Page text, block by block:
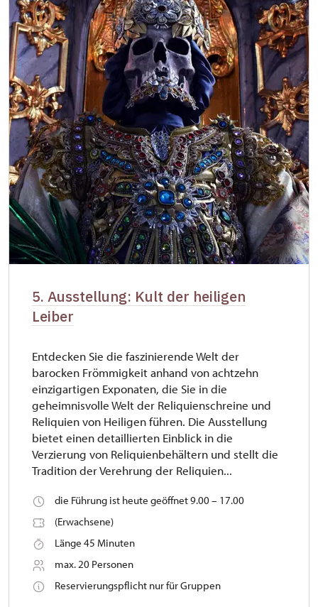
5. Ausstellung: Kult der heiligen
Leiber
Entdecken Sie die faszinierende Welt der
barocken Frömmigkeit anhand von achtzehn
einzigartigen Exponaten, die Sie in die
geheimnisvolle Welt der Reliquienschreine und
Reliquien von Heiligen führen. Die Ausstellung
bietet einen detaillierten Einblick in die
Verzierung von Reliquienbehältern und stellt die
Tradition der Verehrung der Reliquien...
die Führung ist heute geöffnet 9.00 – 17.00
(Erwachsene)
Länge 45 Minuten
max. 20 Personen
Reservierungspflicht nur für Gruppen